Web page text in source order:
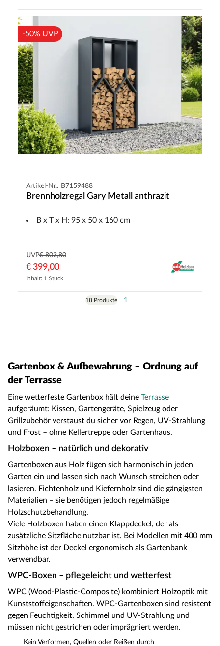
-50% UVP
Artikel-Nr.: B7159488
Brennholzregal Gary Metall anthrazit
B x T x H: 95 x 50 x 160 cm
UVP€ 802,80
€ 399,00
Inhalt: 1 Stück
18 Produkte 1
Gartenbox & Aufbewahrung – Ordnung auf
der Terrasse
Eine wetterfeste Gartenbox hält deine Terrasse
aufgeräumt: Kissen, Gartengeräte, Spielzeug oder
Grillzubehör verstaust du sicher vor Regen, UV-Strahlung
und Frost – ohne Kellertreppe oder Gartenhaus.
Holzboxen – natürlich und dekorativ
Gartenboxen aus Holz fügen sich harmonisch in jeden
Garten ein und lassen sich nach Wunsch streichen oder
lasieren. Fichtenholz und Kiefernholz sind die gängigsten
Materialien – sie benötigen jedoch regelmäßige
Holzschutzbehandlung.
Viele Holzboxen haben einen Klappdeckel, der als
zusätzliche Sitzfläche nutzbar ist. Bei Modellen mit 400 mm
Sitzhöhe ist der Deckel ergonomisch als Gartenbank
verwendbar.
WPC-Boxen – pflegeleicht und wetterfest
WPC (Wood-Plastic-Composite) kombiniert Holzoptik mit
Kunststoffeigenschaften. WPC-Gartenboxen sind resistent
gegen Feuchtigkeit, Schimmel und UV-Strahlung und
müssen nicht gestrichen oder imprägniert werden.
Kein Verformen, Quellen oder Reißen durch